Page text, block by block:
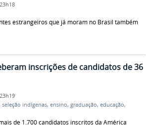
estrangeiros que já moram no Brasil também
inscrições de candidatos de 36
seleção indígenas, ensino, graduação, educação,
de 1.700 candidatos inscritos da América